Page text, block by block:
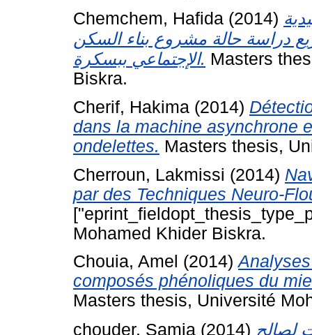
Chemchem, Hafida (2014)
دراسة حالة مشروع بناء السكن
الإجتماعي ببسكرة. Masters
Biskra.
Cherif, Hakima (2014)
dans la machine asynchrone
ondelettes. Masters thesis,
Cherroun, Lakmissi (2014)
par des Techniques Neuro-
Mohamed Khider Biskra.
Chouia, Amel (2014)
composés phénoliques du
Masters thesis, Université
chouder, Samia (2014) لصالح